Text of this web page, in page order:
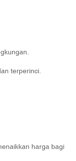
terperinci.
harga bagi